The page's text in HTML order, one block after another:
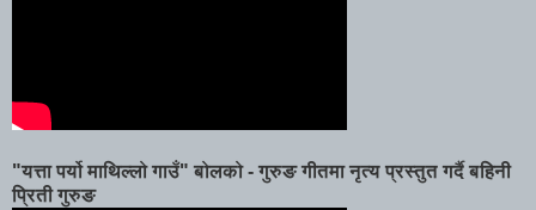
"यत्ता पर्यो माथिल्लो गाउँ" बोलको - गुरुङ गीतमा नृत्य प्रस्तुत गर्दै बहिनी
प्रिती गुरुङ